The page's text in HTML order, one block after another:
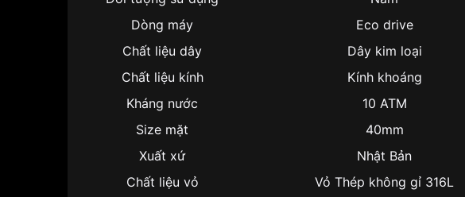
Dòng máy
Eco drive
Chất liệu dây
Dây kim loại
Chất liệu kính
Kính khoáng
Kháng nước
10 ATM
Size mặt
40mm
Xuất xứ
Nhật Bản
Chất liệu vỏ
Vỏ Thép không gỉ 316L